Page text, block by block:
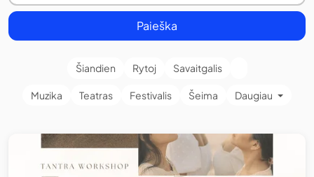
Paieška
Šiandien Rytoj Savaitgalis
Muzika Teatras Festivalis Šeima Daugiau